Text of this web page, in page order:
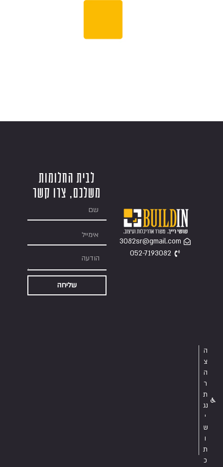
לבית החלומות
משלכם, צרו קשר
שליחה
3082sr@gmail.com
052-7193082
ה
צ
ה
ר
ת
נג
י
ש
ו
ת
כ